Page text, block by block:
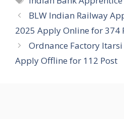
BLW Indian Railway
2025 Apply Online for 374
Ordnance Factory
Apply Offline for 112 Post